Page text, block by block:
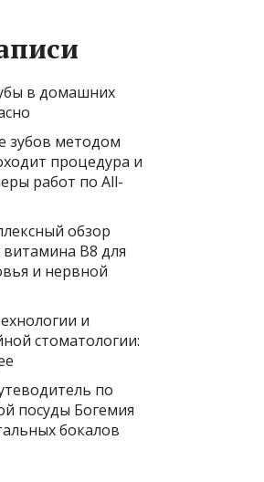
в домашних
зубов методом
процедура и
работ по All-
обзор
B8 для
и нервной
и
стоматологии:
по
посуды Богемия
бокалов